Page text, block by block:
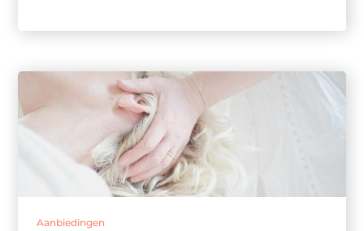
Aanbiedingen